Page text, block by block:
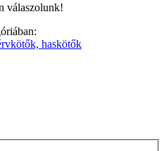
válaszolunk!
haskötők